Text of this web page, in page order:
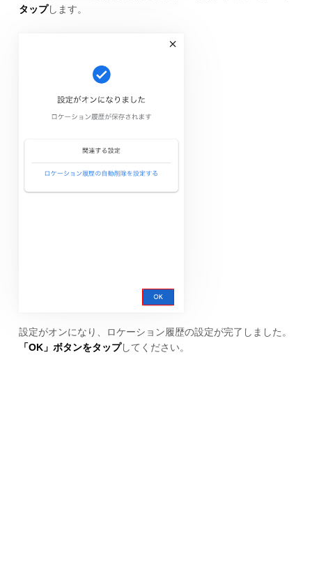
タップします。
設定がオンになり、ロケーション履歴の設定が完了しました。
「OK」ボタンをタップしてください。